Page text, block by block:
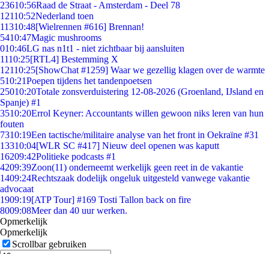
23610:56Raad de Straat - Amsterdam - Deel 78
12110:52Nederland toen
11310:48[Wielrennen #616] Brennan!
5410:47Magic mushrooms
010:46LG nas n1t1 - niet zichtbaar bij aansluiten
1110:25[RTL4] Bestemming X
12110:25[ShowChat #1259] Waar we gezellig klagen over de warmte
510:21Poepen tijdens het tandenpoetsen
25010:20Totale zonsverduistering 12-08-2026 (Groenland, IJsland en
Spanje) #1
3510:20Errol Keyner: Accountants willen gewoon niks leren van hun
fouten
7310:19Een tactische/militaire analyse van het front in Oekraïne #31
13310:04[WLR SC #417] Nieuw deel openen was kaputt
16209:42Politieke podcasts #1
4209:39Zoon(11) onderneemt werkelijk geen reet in de vakantie
1409:24Rechtszaak dodelijk ongeluk uitgesteld vanwege vakantie
advocaat
1909:19[ATP Tour] #169 Tosti Tallon back on fire
8009:08Meer dan 40 uur werken.
Opmerkelijk
Opmerkelijk
Scrollbar gebruiken